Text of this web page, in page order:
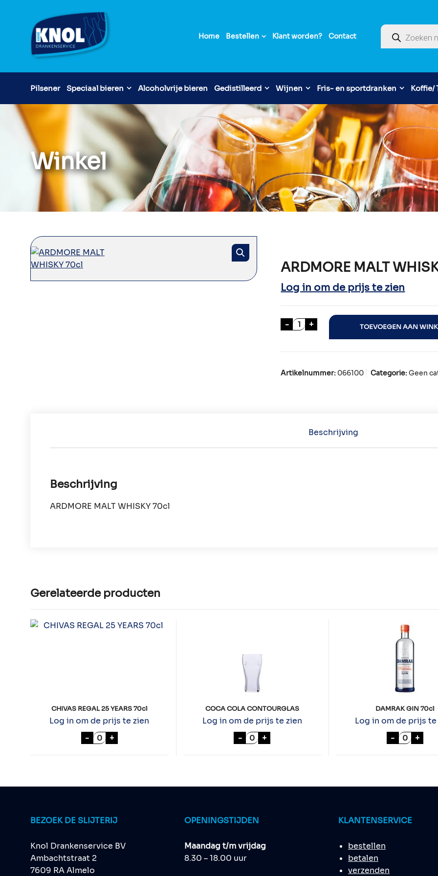
Home Bestellen Klant worden? Contact
Producten
Pilsener Speciaal bieren Alcoholvrije bieren Gedistilleerd Wijnen Fris- en sportdranken Koffie/
Winkel
ARDMORE MALT
Log in om de prijs te zien
- ARDMORE MALT WHISKY 70cl aantal
+ TOEVOEGEN AAN
Artikelnummer: 066100 Categorie:Geen
Beschrijving
Beschrijving
ARDMORE MALT WHISKY 70cl
Gerelateerde producten
CHIVAS REGAL 25 YEARS 70cl
Log in om de prijs te zien
- CHIVAS REGAL 25 YEARS 70cl aantal
+
COCA COLA CONTOURGLAS
Log in om de prijs te zien
- COCA COLA CONTOURGLAS aantal
+
DAMRAK GIN 70cl
Log in om de prijs te
- DAMRAK
+
BEZOEK DE SLIJTERIJ
Knol Drankenservice BV
Ambachtstraat 2
7609 RA Almelo
OPENINGSTIJDEN
Maandag t/m vrijdag
8.30 – 18.00 uur
KLANTENSERVICE
bestellen
betalen
verzenden